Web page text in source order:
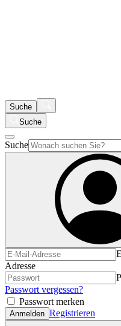
Suche
Suche
Suche
Adresse
Passwort vergessen?
Passwort merken
Anmelden Registrieren